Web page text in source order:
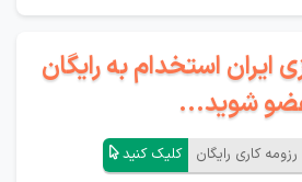
ایران استخدام به رایگان
شوید...
کاری رایگان کلیک کنید